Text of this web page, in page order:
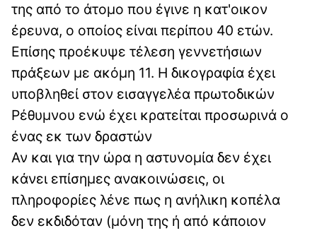
της από το άτομο που έγινε η κατ'οικον
έρευνα, ο οποίος είναι περίπου 40 ετών.
Επίσης προέκυψε τέλεση γεννετήσιων
πράξεων με ακόμη 11. Η δικογραφία έχει
υποβληθεί στον εισαγγελέα πρωτοδικών
Ρέθυμνου ενώ έχει κρατείται προσωρινά ο
ένας εκ των δραστών
Αν και για την ώρα η αστυνομία δεν έχει
κάνει επίσημες ανακοινώσεις, οι
πληροφορίες λένε πως η ανήλικη κοπέλα
δεν εκδιδόταν (μόνη της ή από κάποιον